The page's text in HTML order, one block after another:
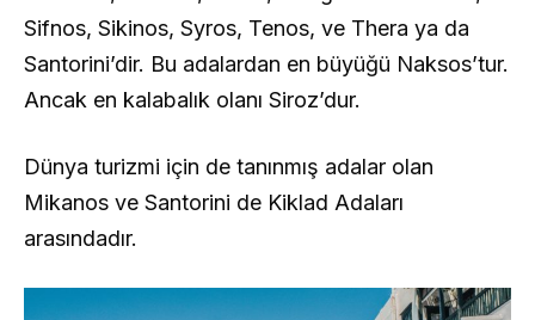
Sifnos, Sikinos, Syros, Tenos, ve Thera ya da
Santorini’dir. Bu adalardan en büyüğü Naksos’tur.
Ancak en kalabalık olanı Siroz’dur.
Dünya turizmi için de tanınmış adalar olan
Mikanos ve Santorini de Kiklad Adaları
arasındadır.